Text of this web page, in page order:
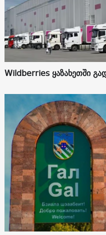
Wildberries ყაზახეთში